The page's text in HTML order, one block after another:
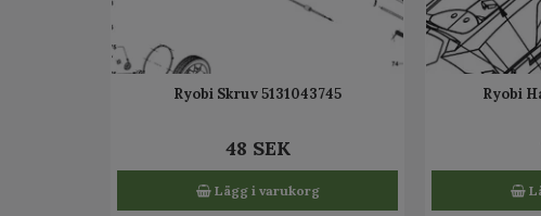
Ryobi Skruv 5131043745
48 SEK
Lägg i varukorg
Ryobi